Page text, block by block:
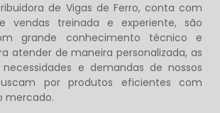
de Vigas de Ferro, conta com
vendas treinada e experiente, são
grande conhecimento técnico e
atender de maneira personalizada, as
e demandas de nossos
por produtos eficientes com
mercado.